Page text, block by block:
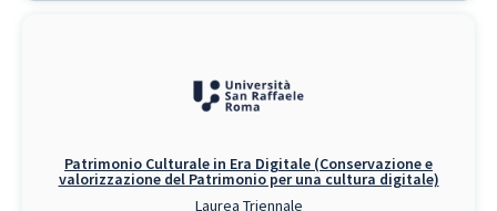
Patrimonio Culturale in Era Digitale (Conservazione e
valorizzazione del Patrimonio per una cultura digitale)
Laurea Triennale